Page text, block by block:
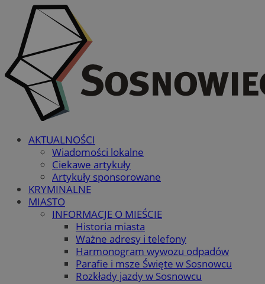
AKTUALNOŚCI
Wiadomości lokalne
Ciekawe artykuły
Artykuły sponsorowane
KRYMINALNE
MIASTO
INFORMACJE O MIEŚCIE
Historia miasta
Ważne adresy i telefony
Harmonogram wywozu odpadów
Parafie i msze Święte w Sosnowcu
Rozkłady jazdy w Sosnowcu